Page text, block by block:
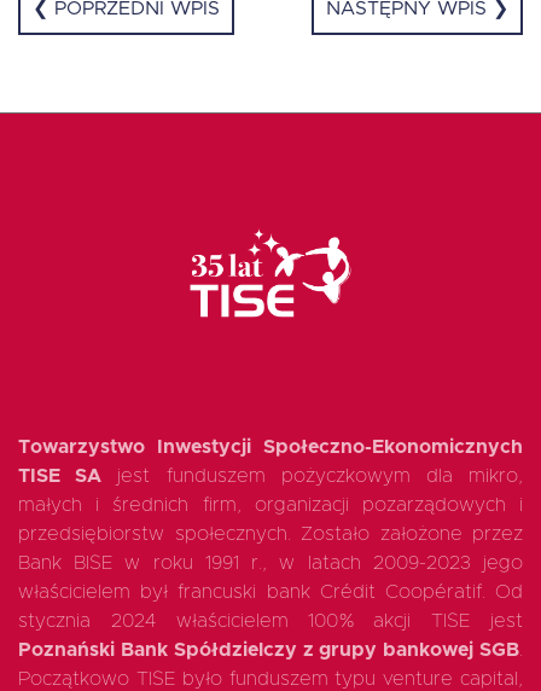
❮ POPRZEDNI WPIS NASTĘPNY WPIS ❯
Towarzystwo Inwestycji Społeczno-Ekonomicznych
TISE SA jest funduszem pożyczkowym dla mikro,
małych i średnich firm, organizacji pozarządowych i
przedsiębiorstw społecznych. Zostało założone przez
Bank BISE w roku 1991 r., w latach 2009-2023 jego
właścicielem był francuski bank Crédit Coopératif. Od
stycznia 2024 właścicielem 100% akcji TISE jest
Poznański Bank Spółdzielczy z grupy bankowej SGB.
Początkowo TISE było funduszem typu venture capital,